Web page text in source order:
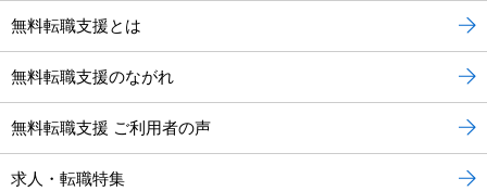
無料転職支援とは
無料転職支援のながれ
無料転職支援 ご利用者の声
求人・転職特集